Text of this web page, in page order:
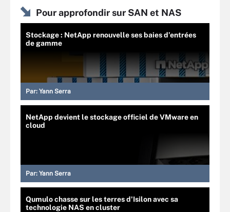
Pour approfondir sur SAN et NAS
Stockage : NetApp renouvelle ses baies d’entrées
de gamme
Par: Yann Serra
NetApp devient le stockage officiel de VMware en
cloud
Par: Yann Serra
Qumulo chasse sur les terres d'Isilon avec sa
technologie NAS en cluster